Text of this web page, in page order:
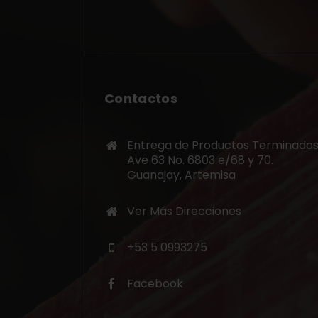
Contactos
Entrega de Productos
Ave 63 No. 6803 e/68 y 70.
Guanajay, Artemisa
Ver Más Direcciones
+53 5 0993275
Facebook